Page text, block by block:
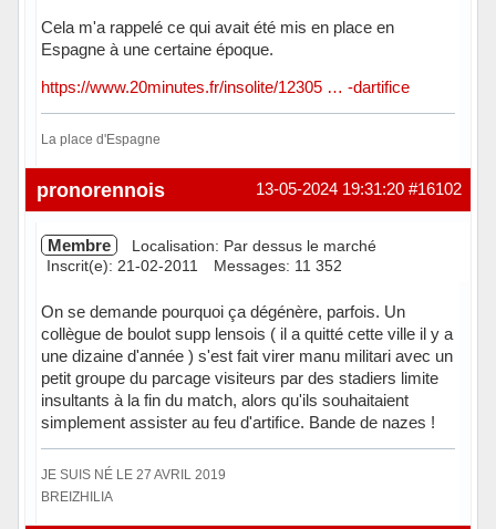
Cela m'a rappelé ce qui avait été mis en place en
Espagne à une certaine époque.
https://www.20minutes.fr/insolite/12305 … -dartifice
La place d'Espagne
Hors ligne #16102
13-05-2024 19:31:20
pronorennois
Membre
Localisation: Par dessus le marché
Inscrit(e): 21-02-2011
Messages: 11 352
On se demande pourquoi ça dégénère, parfois. Un
collègue de boulot supp lensois ( il a quitté cette ville il y a
une dizaine d'année ) s'est fait virer manu militari avec un
petit groupe du parcage visiteurs par des stadiers limite
insultants à la fin du match, alors qu'ils souhaitaient
simplement assister au feu d'artifice. Bande de nazes !
JE SUIS NÉ LE 27 AVRIL 2019
BREIZHILIA